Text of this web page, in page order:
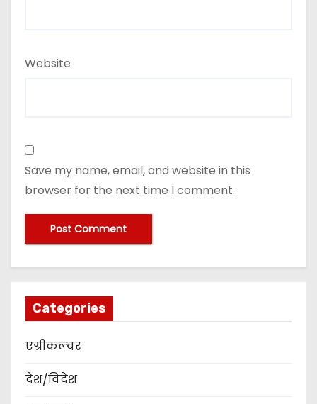
Website
Save my name, email, and website in this
browser for the next time I comment.
Categories
एग्रीकल्चर
देश/विदेश